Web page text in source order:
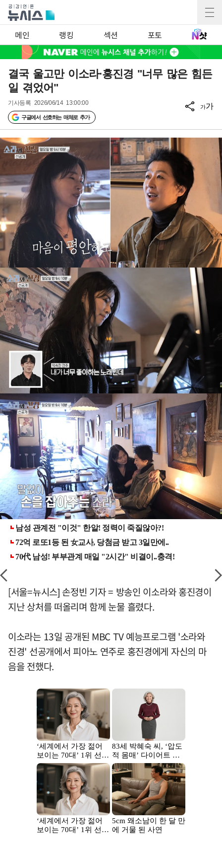
메인 랭킹 섹션 포토
결국 울고만 이소라·홍진경 "너무 많은 힘든
일 겪었어"
기사등록 2026/06/14 13:00:00
구글에서 선호하는 매체로 추가
가가
[서울=뉴시스] 손정빈 기자 = 방송인 이소라와 홍진경이
지난 상처를 떠올리며 함께 눈물 흘렸다.
이소라는 13일 공개된 MBC TV 예능프로그램 '소라와
진경' 선공개에서 피아노 연주로 홍진경에게 자신의 마
음을 전했다.